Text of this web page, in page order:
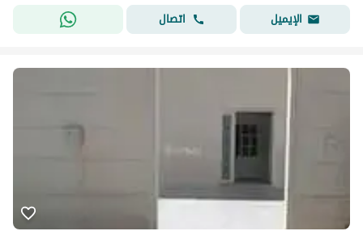
الإيميل
اتصال